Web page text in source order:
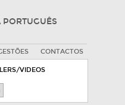
PORTUGUÊS
CONTACTOS
VIDEOS